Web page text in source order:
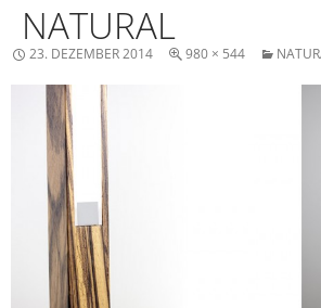
NATURAL
23. DEZEMBER 2014 980 × 544